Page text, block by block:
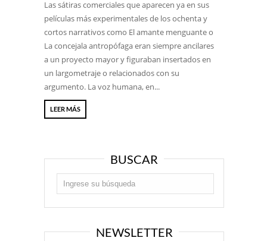
Las sátiras comerciales que aparecen ya en sus
películas más experimentales de los ochenta y
cortos narrativos como El amante menguante o
La concejala antropófaga eran siempre ancilares
a un proyecto mayor y figuraban insertados en
un largometraje o relacionados con su
argumento. La voz humana, en...
LEER MÁS
BUSCAR
NEWSLETTER